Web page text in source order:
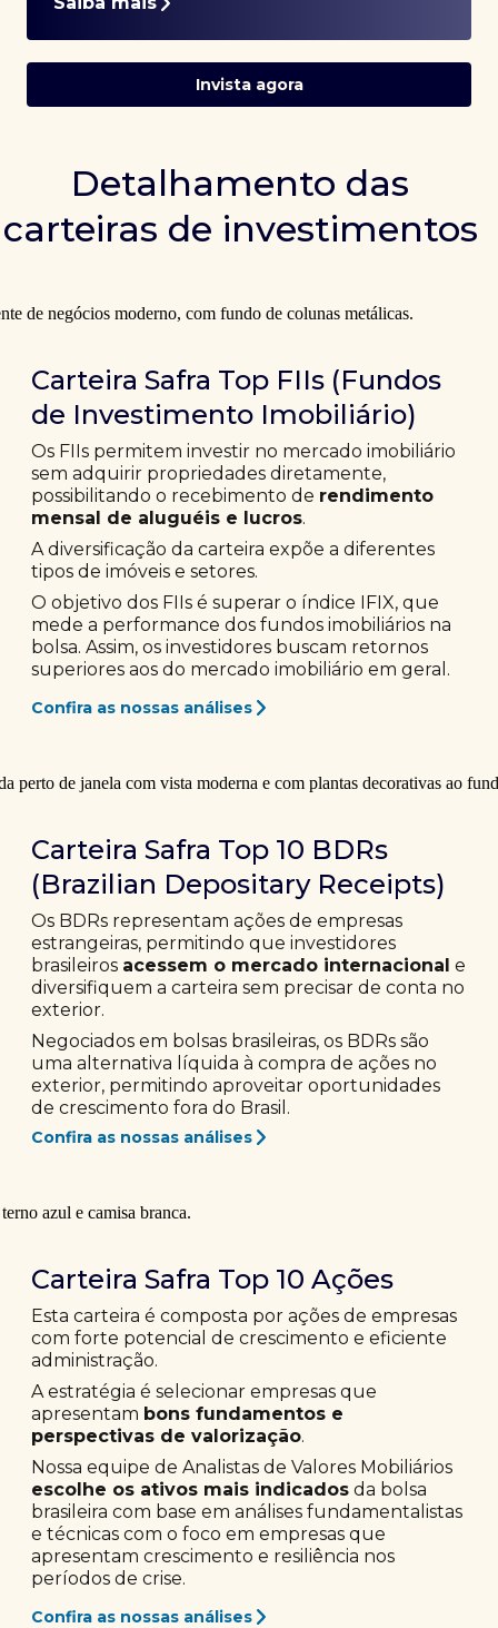
Invista agora
Detalhamento das
carteiras de investimentos
Carteira Safra Top FIIs (Fundos
de Investimento Imobiliário)
Os FIIs permitem investir no mercado imobiliário
sem adquirir propriedades diretamente,
possibilitando o recebimento de rendimento
mensal de aluguéis e lucros.
A diversificação da carteira expõe a diferentes
tipos de imóveis e setores.
O objetivo dos FIIs é superar o índice IFIX, que
mede a performance dos fundos imobiliários na
bolsa. Assim, os investidores buscam retornos
superiores aos do mercado imobiliário em geral.
Confira as nossas análises
Carteira Safra Top 10 BDRs
(Brazilian Depositary Receipts)
Os BDRs representam ações de empresas
estrangeiras, permitindo que investidores
brasileiros acessem o mercado internacional e
diversifiquem a carteira sem precisar de conta no
exterior.
Negociados em bolsas brasileiras, os BDRs são
uma alternativa líquida à compra de ações no
exterior, permitindo aproveitar oportunidades
de crescimento fora do Brasil.
Confira as nossas análises
Carteira Safra Top 10 Ações
Esta carteira é composta por ações de empresas
com forte potencial de crescimento e eficiente
administração.
A estratégia é selecionar empresas que
apresentam bons fundamentos e
perspectivas de valorização.
Nossa equipe de Analistas de Valores Mobiliários
escolhe os ativos mais indicados da bolsa
brasileira com base em análises fundamentalistas
e técnicas com o foco em empresas que
apresentam crescimento e resiliência nos
períodos de crise.
Confira as nossas análises